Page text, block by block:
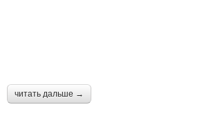
читать дальше →